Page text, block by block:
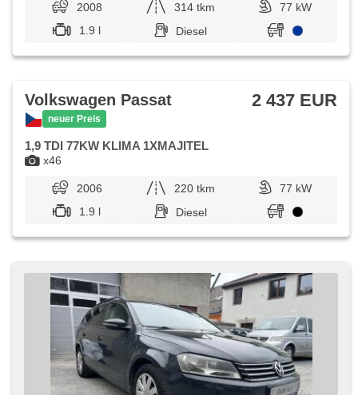
2008 314 tkm
77 kW
1.9 l
Diesel
x46
Volkswagen Passat
neuer Preis
2 437 EUR
1,9 TDI 77KW KLIMA 1XMAJITEL
2006 220 tkm
77 kW
1.9 l
Diesel